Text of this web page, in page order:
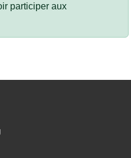
participer aux